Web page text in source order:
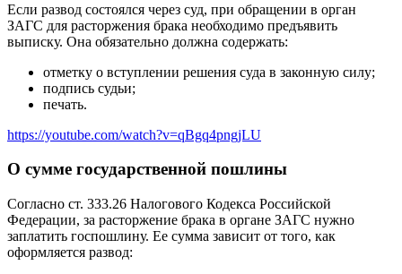
Если развод состоялся через суд, при обращении в орган
ЗАГС для расторжения брака необходимо предъявить
выписку. Она обязательно должна содержать:
отметку о вступлении решения суда в законную силу;
подпись судьи;
печать.
https://youtube.com/watch?v=qBgq4pngjLU
О сумме государственной пошлины
Согласно ст. 333.26 Налогового Кодекса Российской
Федерации, за расторжение брака в органе ЗАГС нужно
заплатить госпошлину. Ее сумма зависит от того, как
оформляется развод: